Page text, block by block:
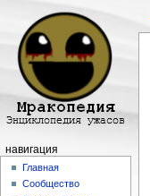
навигация
Главная
Сообщество